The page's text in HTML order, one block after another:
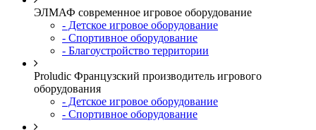
ЭЛМАФ современное игровое оборудование
- Детское игровое оборудование
- Спортивное оборудование
- Благоустройство территории
Proludic Французский производитель игрового
оборудования
- Детское игровое оборудование
- Спортивное оборудование